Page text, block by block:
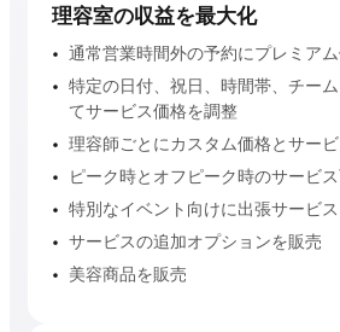
理容室の収益を最大化
通常営業時間外の予約にプレミア
特定の日付、祝日、時間帯、チー
てサービス価格を調整
理容師ごとにカスタム価格とサー
ピーク時とオフピーク時のサービ
特別なイベント向けに出張サービ
サービスの追加オプションを販売
美容商品を販売